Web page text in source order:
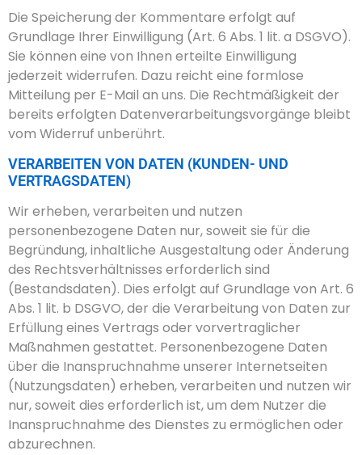
Die Speicherung der Kommentare erfolgt auf
Grundlage Ihrer Einwilligung (Art. 6 Abs. 1 lit. a DSGVO).
Sie können eine von Ihnen erteilte Einwilligung
jederzeit widerrufen. Dazu reicht eine formlose
Mitteilung per E-Mail an uns. Die Rechtmäßigkeit der
bereits erfolgten Datenverarbeitungsvorgänge bleibt
vom Widerruf unberührt.
VERARBEITEN VON DATEN (KUNDEN- UND
VERTRAGSDATEN)
Wir erheben, verarbeiten und nutzen
personenbezogene Daten nur, soweit sie für die
Begründung, inhaltliche Ausgestaltung oder Änderung
des Rechtsverhältnisses erforderlich sind
(Bestandsdaten). Dies erfolgt auf Grundlage von Art. 6
Abs. 1 lit. b DSGVO, der die Verarbeitung von Daten zur
Erfüllung eines Vertrags oder vorvertraglicher
Maßnahmen gestattet. Personenbezogene Daten
über die Inanspruchnahme unserer Internetseiten
(Nutzungsdaten) erheben, verarbeiten und nutzen wir
nur, soweit dies erforderlich ist, um dem Nutzer die
Inanspruchnahme des Dienstes zu ermöglichen oder
abzurechnen.